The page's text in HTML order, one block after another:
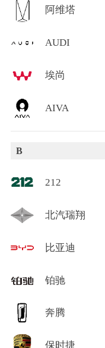
阿维塔
AUDI
埃尚
AIVA
B
212
北汽瑞翔
比亚迪
铂驰
奔腾
保时捷